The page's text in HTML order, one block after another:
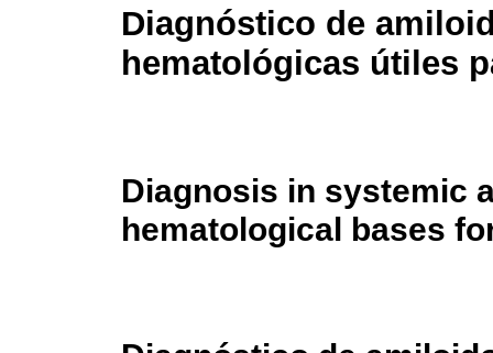
Diagnóstico de
hematológicas útiles
Diagnosis in systemic
hematological bases